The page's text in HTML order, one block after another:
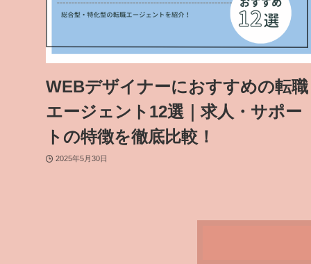
WEBデザイナーにおすすめの転職
エージェント12選｜求人・サポー
トの特徴を徹底比較！
2025年5月30日